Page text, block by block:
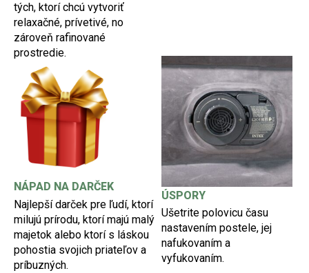
tých, ktorí chcú vytvoriť
relaxačné, prívetivé, no
zároveň rafinované
prostredie.
NÁPAD NA DARČEK
Najlepší darček pre ľudí, ktorí
milujú prírodu, ktorí majú malý
majetok alebo ktorí s láskou
pohostia svojich priateľov a
príbuzných.
ÚSPORY
Ušetrite polovicu času
nastavením postele, jej
nafukovaním a
vyfukovaním.